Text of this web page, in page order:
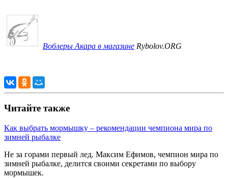
Воблеры Акара в магазине Rybolov.ORG
Читайте также
Как выбрать мормышку – рекомендации чемпиона мира по
зимней рыбалке
Не за горами первый лед. Максим Ефимов, чемпион мира по
зимней рыбалке, делится своими секретами по выбору
мормышек.